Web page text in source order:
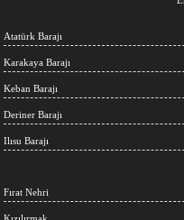
Atatürk Barajı
Karakaya Barajı
Keban Barajı
Deriner Barajı
Ilısu Barajı
Fırat Nehri